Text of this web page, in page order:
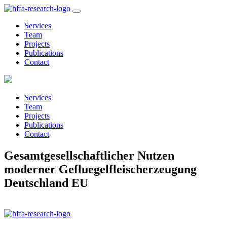
Services
Team
Projects
Publications
Contact
Services
Team
Projects
Publications
Contact
Gesamtgesellschaftlicher Nutzen
moderner Gefluegelfleischerzeugung
Deutschland EU